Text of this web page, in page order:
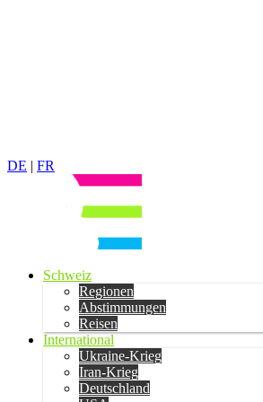
DE | FR
Schweiz
Regionen
Abstimmungen
Reisen
International
Ukraine-Krieg
Iran-Krieg
Deutschland